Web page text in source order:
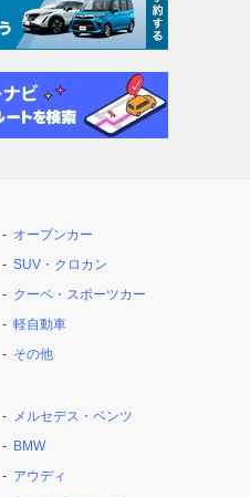
オープンカー
SUV・クロカン
クーペ・スポーツカー
軽自動車
その他
メルセデス・ベンツ
BMW
アウディ